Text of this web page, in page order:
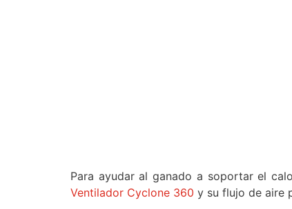
Para ayudar al ganado a soportar el
Ventilador Cyclone 360 y su flujo de aire